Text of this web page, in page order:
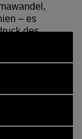
– es
des